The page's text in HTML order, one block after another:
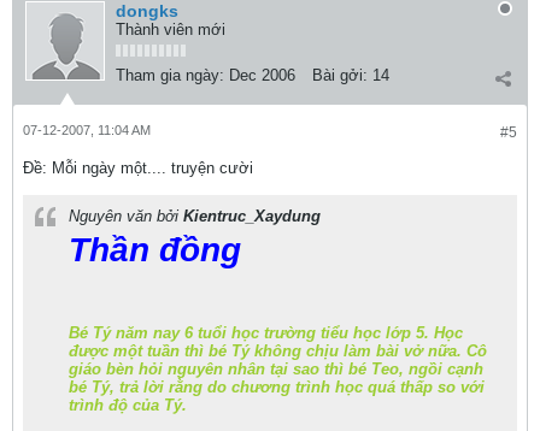
dongks
Thành viên mới
Tham gia ngày: Dec 2006 Bài gởi: 14
#5
07-12-2007, 11:04 AM
Ðề: Mỗi ngày một.... truyện cười
Nguyên văn bởi Kientruc_Xaydung
Thần đồng
Bé Tý năm nay 6 tuổi học trường tiểu học lớp 5. Học
được một tuần thì bé Tý không chịu làm bài vở nữa. Cô
giáo bèn hỏi nguyên nhân tại sao thì bé Teo, ngồi cạnh
bé Tý, trả lời rằng do chương trình học quá thấp so với
trình độ của Tý.